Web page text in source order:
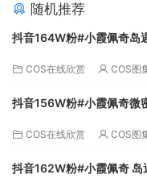
随机推荐
抖音164W粉#小霞佩奇
COS在线欣赏 COS图
抖音156W粉#小霞佩奇微
COS在线欣赏 COS图
抖音162W粉#小霞佩奇